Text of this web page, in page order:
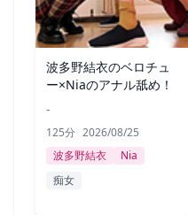
波多野結衣のベロチュ
ー×Niaのアナル舐め！
-
125分 2026/08/25
波多野結衣
Nia
痴女